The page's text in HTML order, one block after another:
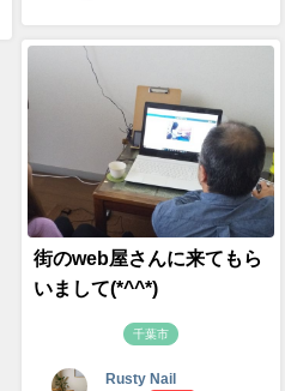
街のweb屋さんに来てもら
いまして(*^^*)
千葉市
Rusty Nail